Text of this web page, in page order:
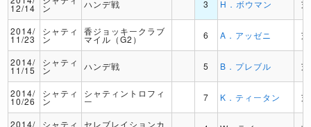
12/14 ン ハンデ戦 3 H．ボウマン 芝
2014/
11/23
シャティ
ン
香ジョッキークラブ
マイル（G2） 6 A．アッゼニ 芝
2014/
11/15
シャティ
ン ハンデ戦 5 B．プレブル 芝
2014/
10/26
シャティ
ン
シャティントロフィ
ー 7 K．ティータン 芝
2014/ シャティ セレブレイションカ